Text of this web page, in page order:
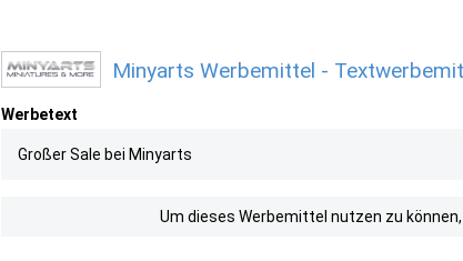
Minyarts Werbemittel -
Werbetext
Großer Sale bei Minyarts
Um dieses Werbemittel nutzen zu